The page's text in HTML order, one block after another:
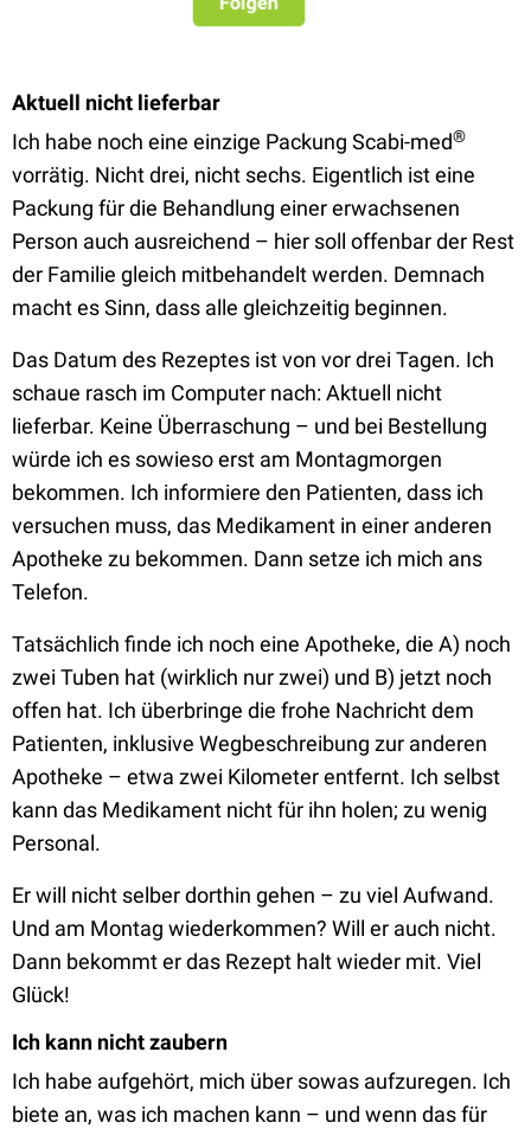
Aktuell nicht lieferbar
Ich habe noch eine einzige Packung Scabi-med®
vorrätig. Nicht drei, nicht sechs. Eigentlich ist eine
Packung für die Behandlung einer erwachsenen
Person auch ausreichend – hier soll offenbar der Rest
der Familie gleich mitbehandelt werden. Demnach
macht es Sinn, dass alle gleichzeitig beginnen.
Das Datum des Rezeptes ist von vor drei Tagen. Ich
schaue rasch im Computer nach: Aktuell nicht
lieferbar. Keine Überraschung – und bei Bestellung
würde ich es sowieso erst am Montagmorgen
bekommen. Ich informiere den Patienten, dass ich
versuchen muss, das Medikament in einer anderen
Apotheke zu bekommen. Dann setze ich mich ans
Telefon.
Tatsächlich finde ich noch eine Apotheke, die A) noch
zwei Tuben hat (wirklich nur zwei) und B) jetzt noch
offen hat. Ich überbringe die frohe Nachricht dem
Patienten, inklusive Wegbeschreibung zur anderen
Apotheke – etwa zwei Kilometer entfernt. Ich selbst
kann das Medikament nicht für ihn holen; zu wenig
Personal.
Er will nicht selber dorthin gehen – zu viel Aufwand.
Und am Montag wiederkommen? Will er auch nicht.
Dann bekommt er das Rezept halt wieder mit. Viel
Glück!
Ich kann nicht zaubern
Ich habe aufgehört, mich über sowas aufzuregen. Ich
biete an, was ich machen kann – und wenn das für